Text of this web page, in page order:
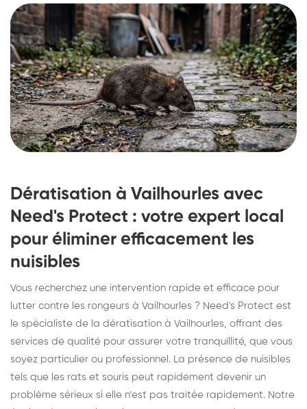
Dératisation à Vailhourles avec
Need's Protect : votre expert local
pour éliminer efficacement les
nuisibles
Vous recherchez une intervention rapide et efficace pour
lutter contre les rongeurs à Vailhourles ? Need's Protect est
le spécialiste de la dératisation à Vailhourles, offrant des
services de qualité pour assurer votre tranquillité, que vous
soyez particulier ou professionnel. La présence de nuisibles
tels que les rats et souris peut rapidement devenir un
problème sérieux si elle n’est pas traitée rapidement. Notre